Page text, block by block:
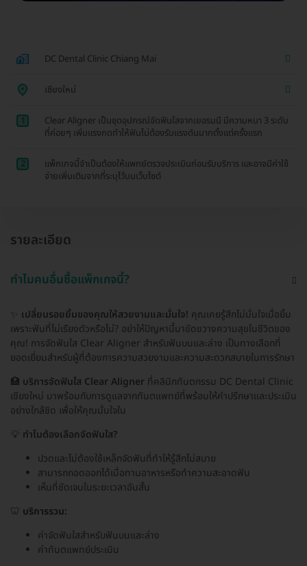
DC Dental Clinic Chiang Mai
เชียงใหม่
1
Clear Aligner เป็นชุดอุปกรณ์จัดฟันใสจากเยอรมนี มีความหนา 3 ระดับ
ที่ค่อยๆ เพิ่มแรงกดทำให้ฟันไม่ต้องรับแรงดันมากตั้งแต่ครั้งแรก
2
แพ็กเกจนี้จำเป็นต้องให้แพทย์ตรวจประเมินก่อนรับบริการ และอาจมีค่าใช้
จ่ายเพิ่มเติมจากที่ระบุไว้บนเว็บไซต์
รายละเอียด
ทำไมคนอื่นซื้อแพ็กเกจนี้?
เปลี่ยนรอยยิ้มของคุณให้สวยงามและมั่นใจ! คุณเคยรู้สึกไม่มั่นใจเมื่อยิ้ม
เพราะฟันที่ไม่เรียงตัวหรือไม่? อย่าให้ปัญหานี้มาขัดขวางความสุขในชีวิตของ
คุณ! การจัดฟันใส Clear Aligner สำหรับฟันบนและล่าง เป็นทางเลือกที่
ยอดเยี่ยมสำหรับผู้ที่ต้องการความสวยงามและความสะดวกสบายในการรักษา
🏥 บริการจัดฟันใส Clear Aligner ที่คลินิกทันตกรรม DC Dental Clinic
เชียงใหม่ มาพร้อมกับการดูแลจากทันตแพทย์ที่พร้อมให้คำปรึกษาและประเมิน
อย่างใกล้ชิด เพื่อให้คุณมั่นใจใน
💡 ทำไมต้องเลือกจัดฟันใส?
ปวดและไม่ต้องใช้เหล็กจัดฟันที่ทำให้รู้สึกไม่สบาย
สามารถถอดออกได้เมื่อทานอาหารหรือทำความสะอาดฟัน
เห็นที่ชัดเจนในระยะเวลาอันสั้น
🦷 บริการรวม:
ค่าจัดฟันใสสำหรับฟันบนและล่าง
ค่าทันตแพทย์ประเมิน